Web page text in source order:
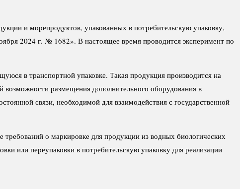
и морепродуктов, упакованных в потребительскую упаковку,
2024 г. № 1682». В настоящее время проводится эксперимент по
в транспортной упаковке. Такая продукция производится на
возможности размещения дополнительного оборудования в
связи, необходимой для взаимодействия с государственной
о маркировке для продукции из водных биологических
или переупаковки в потребительскую упаковку для реализации